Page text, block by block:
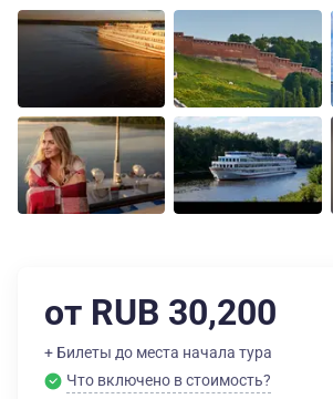
от RUB 30,200
+ Билеты до места начала тура
Что включено в стоимость?